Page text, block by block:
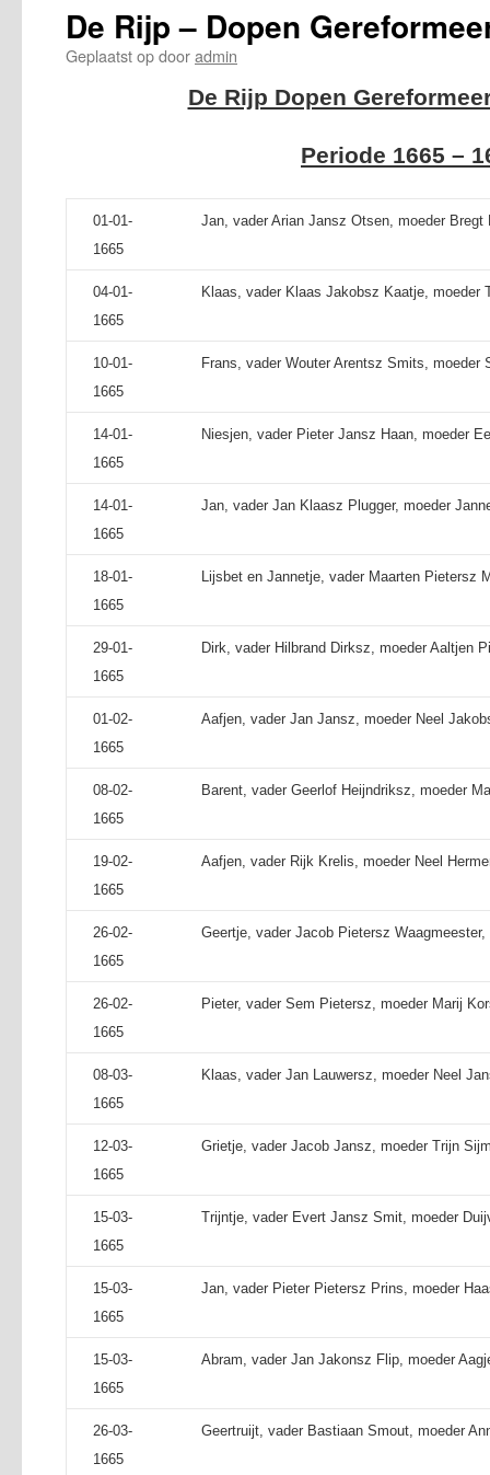
De Rijp – Dopen
Geplaatst opdooradmin
De Rijp Dopen
Periode 1665 –
01-01-
1665
Jan, vader Arian Jansz Otsen, moeder Bregt
04-01-
1665
Klaas, vader Klaas Jakobsz Kaatje, moeder
10-01-
1665
Frans, vader Wouter Arentsz Smits, moeder
14-01-
1665
Niesjen, vader Pieter Jansz Haan, moeder
14-01-
1665
Jan, vader Jan Klaasz Plugger, moeder
18-01-
1665
Lijsbet en Jannetje, vader Maarten Pietersz
29-01-
1665
Dirk, vader Hilbrand Dirksz, moeder Aaltjen
01-02-
1665
Aafjen, vader Jan Jansz, moeder Neel
08-02-
1665
Barent, vader Geerlof Heijndriksz, moeder
19-02-
1665
Aafjen, vader Rijk Krelis, moeder Neel
26-02-
1665
Geertje, vader Jacob Pietersz
26-02-
1665
Pieter, vader Sem Pietersz, moeder Marij
08-03-
1665
Klaas, vader Jan Lauwersz, moeder Neel
12-03-
1665
Grietje, vader Jacob Jansz, moeder Trijn
15-03-
1665
Trijntje, vader Evert Jansz Smit, moeder
15-03-
1665
Jan, vader Pieter Pietersz Prins, moeder
15-03-
1665
Abram, vader Jan Jakonsz Flip, moeder
26-03-
1665
Geertruijt, vader Bastiaan Smout, moeder